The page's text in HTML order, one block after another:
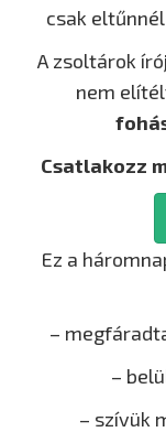
csak
A zsoltárok
nem
Csatlakozz
Ez a
–
–
– szívük